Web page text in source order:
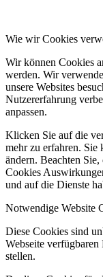
Wie wir Cookies
Wir können Cookies
werden. Wir
unsere Websites
Nutzererfahrung
anpassen.
Klicken Sie auf die
mehr zu erfahren. Sie
ändern. Beachten
Cookies
und auf die Dienste
Notwendige Website
Diese Cookies sind
Webseite
stellen.